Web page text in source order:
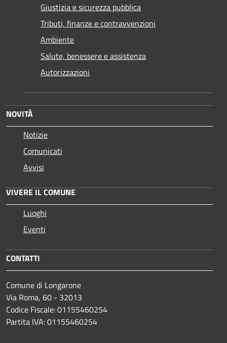
Giustizia e sicurezza pubblica
Tributi, finanze e contravvenzioni
Ambiente
Salute, benessere e assistenza
Autorizzazioni
NOVITÀ
Notizie
Comunicati
Avvisi
VIVERE IL COMUNE
Luoghi
Eventi
CONTATTI
Comune di Longarone
Via Roma, 60 - 32013
Codice Fiscale: 01155460254
Partita IVA: 01155460254